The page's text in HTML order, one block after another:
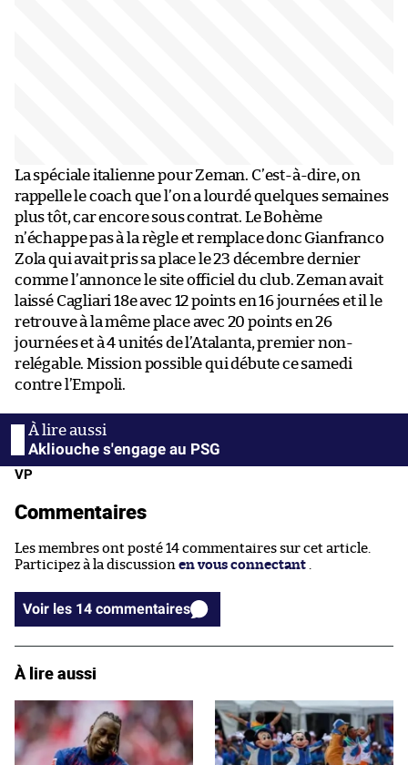
La spéciale italienne pour Zeman. C’est-à-dire, on
rappelle le coach que l’on a lourdé quelques semaines
plus tôt, car encore sous contrat. Le Bohème
n’échappe pas à la règle et remplace donc Gianfranco
Zola qui avait pris sa place le 23 décembre dernier
comme l’annonce le site officiel du club. Zeman avait
laissé Cagliari 18e avec 12 points en 16 journées et il le
retrouve à la même place avec 20 points en 26
journées et à 4 unités de l’Atalanta, premier non-
relégable. Mission possible qui débute ce samedi
contre l’Empoli.
Akliouche s'engage au PSG
VP
Commentaires
Les membres ont posté 14 commentaires sur cet article.
Participez à la discussion en vous connectant .
Voir les 14 commentaires
À lire aussi